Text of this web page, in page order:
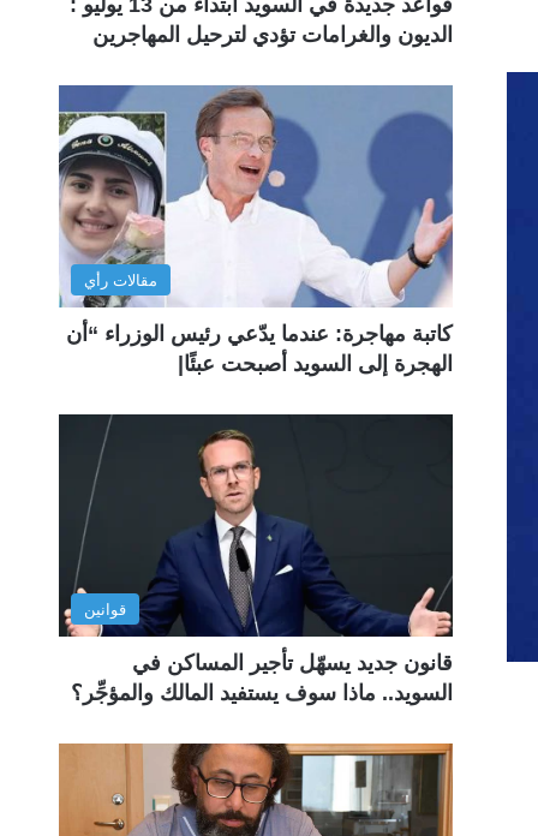
قواعد جديدة في السويد ابتداءً من 13 يوليو :
الديون والغرامات تؤدي لترحيل المهاجرين
مقالات رأي
كاتبة مهاجرة: عندما يدّعي رئيس الوزراء “أن
الهجرة إلى السويد أصبحت عبئًا|
قوانين
قانون جديد يسهّل تأجير المساكن في
السويد.. ماذا سوف يستفيد المالك والمؤجِّر؟